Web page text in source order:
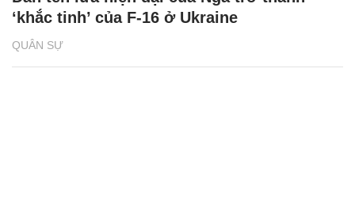
QUÂN SỰ
‘khắc tinh’ của F-16 ở Ukraine